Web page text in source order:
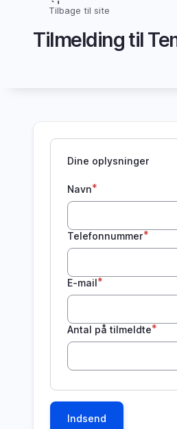
hovedindhold
Tilbage til site
Tilmelding til
Dine oplysninger
Navn
Telefonnummer
E-mail
Antal på tilmeldte